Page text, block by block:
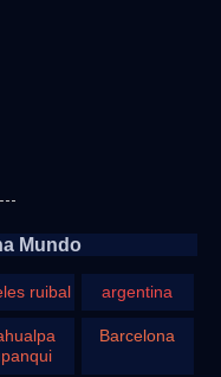
Mundo
ruibal argentina
Barcelona